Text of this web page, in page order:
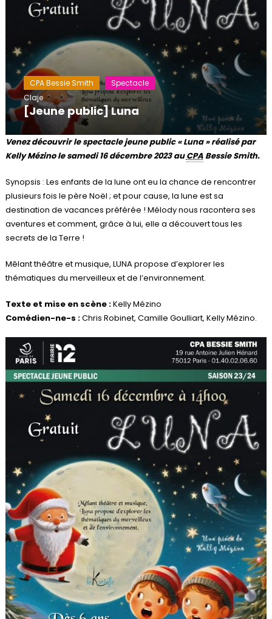
CPA Bessie Smith
Spectacle
Claje
[Jeune public] Luna
Venez découvrir le spectacle jeune public « Luna » réalisé par
Kelly Mézino le samedi 16 décembre 2023 auCPABessie Smith.
Synopsis : Les enfants de la lune ont eu la chance de rencontrer
plusieurs fois le père Noël ; et pour cause, la lune est sa
destination de vacances préférée ! Mélody nous racontera ses
aventures et comment, grâce à lui, elle a découvert tous les
secrets de la Terre !
Mêlant théâtre et musique, LUNA propose d’explorer les
thématiques du merveilleux et de l’environnement.
Texte et mise en scène :Kelly Mézino
Comédien-ne-s :Chris Robinet, Camille Goulliart, Kelly Mézino.